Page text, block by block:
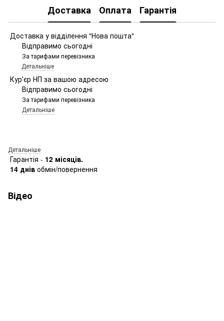
Доставка Оплата Гарантія
Доставка у відділення "Нова пошта"
Відправимо сьогодні
За тарифами перевізника
Детальніше
Курʼєр НП за вашою адресою
Відправимо сьогодні
За тарифами перевізника
Детальніше
Детальніше
Гарантія - 12 місяців.
14 днів обмін/повернення
Відео